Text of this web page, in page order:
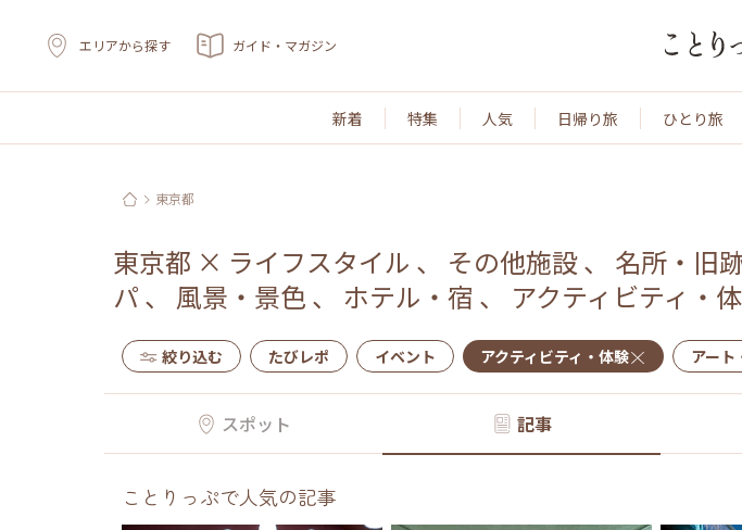
エリアから探す ガイド・マガジン
新着 特集 人気 日帰り旅 ひとり旅
東京都
東京都 × ライフスタイル 、 その他施設、 名所・旧
パ 、 風景・景色 、 ホテル・宿 、 アクティビティ・
絞り込む たびレポ イベント アクティビティ・体験 アート
スポット 記事
ことりっぷで人気の記事